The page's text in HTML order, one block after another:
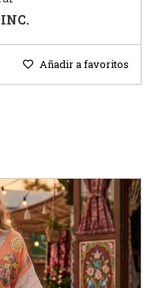
Añadir a favoritos